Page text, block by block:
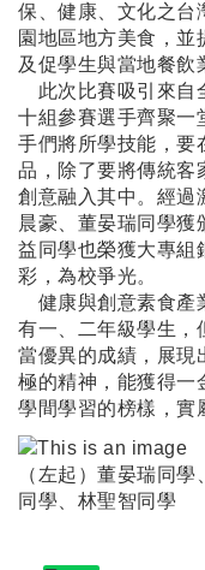
保、健康、文化之台
園地區地方美食，並
及促學生與當地餐飲
此次比賽吸引來自
十組參賽選手齊聚一
手們將所學技能，要
品，除了要將傳統客
創意融入其中。經過
晨豪、董晏瑞同學獲
益同學也榮獲大專組
彩，為校爭光。
健康與創意素食產
有一、二年級學生，
當優異的成績，展現
極的精神，能獲得一
學間學習的榜樣，實
（左起）董晏瑞同
同學、林聖智同學